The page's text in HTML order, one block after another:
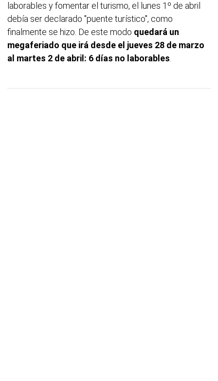
laborables y fomentar el turismo, el lunes 1º de abril
debía ser declarado "puente turístico", como
finalmente se hizo. De este modo quedará un
megaferiado que irá desde el jueves 28 de marzo
al martes 2 de abril: 6 días no laborables